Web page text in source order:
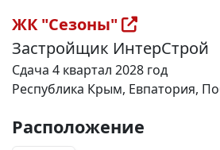
ЖК "Сезоны"
Застройщик ИнтерСтрой
Сдача 4 квартал 2028 год
Республика Крым, Евпатория,
Расположение